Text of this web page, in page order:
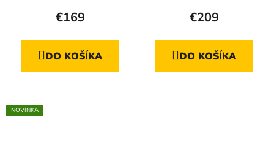
€169
DO KOŠÍKA
hodnotenie
je
4,3
€209
DO KOŠÍKA
NOVINKA